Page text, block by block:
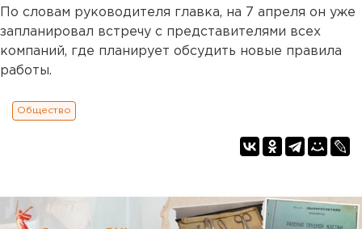
По словам руководителя главка, на 7 апреля он уже
запланировал встречу с представителями всех
компаний, где планирует обсудить новые правила
работы.
Общество